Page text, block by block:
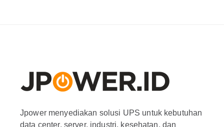
Jpower menyediakan solusi UPS untuk kebutuhan
data center, server, industri, kesehatan, dan